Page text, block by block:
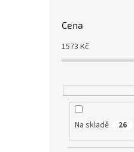
Cena
1573 Kč
Na skladě 26